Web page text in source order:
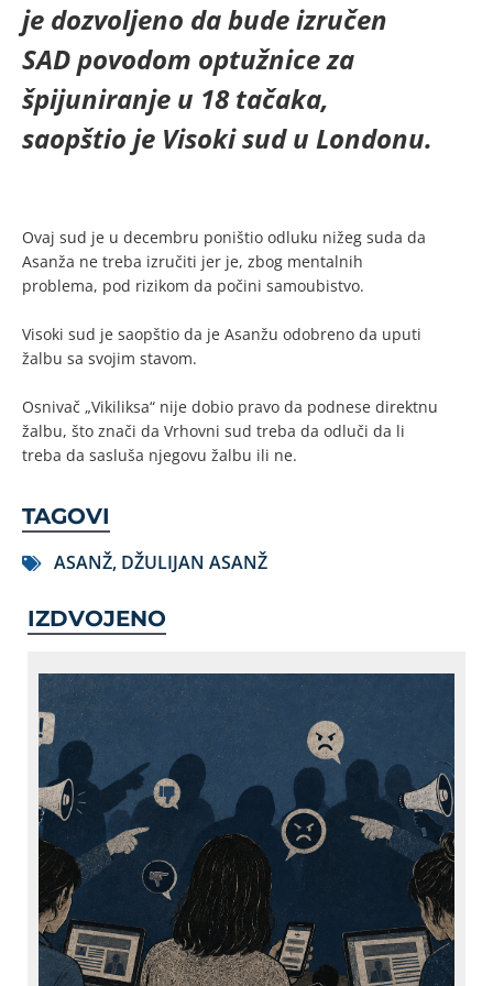
je dozvoljeno da bude izručen
SAD povodom optužnice za
špijuniranje u 18 tačaka,
saopštio je Visoki sud u Londonu.
Ovaj sud je u decembru poništio odluku nižeg suda da
Asanža ne treba izručiti jer je, zbog mentalnih
problema, pod rizikom da počini samoubistvo.
Visoki sud je saopštio da je Asanžu odobreno da uputi
žalbu sa svojim stavom.
Osnivač „Vikiliksa“ nije dobio pravo da podnese direktnu
žalbu, što znači da Vrhovni sud treba da odluči da li
treba da sasluša njegovu žalbu ili ne.
TAGOVI
ASANŽ, DŽULIJAN ASANŽ
IZDVOJENO